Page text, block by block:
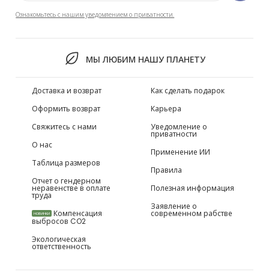
Ознакомьтесь с нашим уведомлением о приватности.
МЫ ЛЮБИМ НАШУ ПЛАНЕТУ
Доставка и возврат
Оформить возврат
Свяжитесь с нами
О нас
Таблица размеров
Отчет о гендерном
неравенстве в оплате
труда
НОВИНКИ Компенсация
выбросов CO2
Экологическая
ответственность
Как сделать подарок
Карьера
Уведомление о
приватности
Применение ИИ
Правила
Полезная информация
Заявление о
современном рабстве